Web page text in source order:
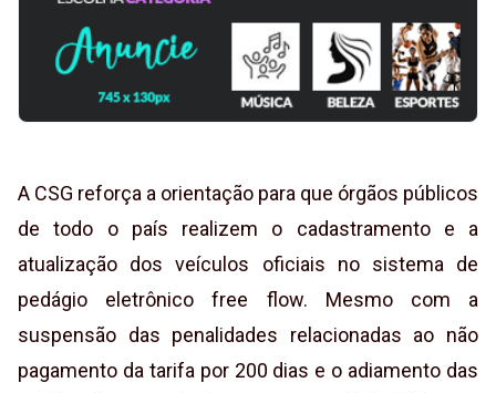
A CSG reforça a orientação para que órgãos públicos
de todo o país realizem o cadastramento e a
atualização dos veículos oficiais no sistema de
pedágio eletrônico free flow. Mesmo com a
suspensão das penalidades relacionadas ao não
pagamento da tarifa por 200 dias e o adiamento das